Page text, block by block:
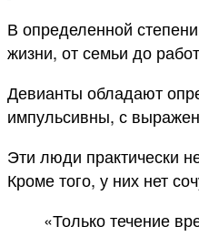
В определенной
жизни, от семьи до
Девианты обладают
импульсивны, с
Эти люди практически
Кроме того, у них нет
«Только течение